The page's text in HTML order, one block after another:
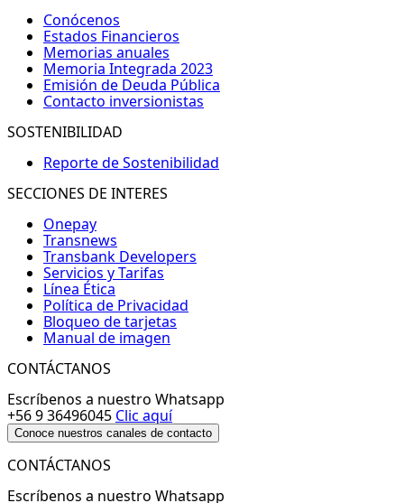
Conócenos
Estados Financieros
Memorias anuales
Memoria Integrada 2023
Emisión de Deuda Pública
Contacto inversionistas
SOSTENIBILIDAD
Reporte de Sostenibilidad
SECCIONES DE INTERES
Onepay
Transnews
Transbank Developers
Servicios y Tarifas
Línea Ética
Política de Privacidad
Bloqueo de tarjetas
Manual de imagen
CONTÁCTANOS
Escríbenos a nuestro Whatsapp
+56 9 36496045 Clic aquí
Conoce nuestros canales de contacto
CONTÁCTANOS
Escríbenos a nuestro Whatsapp